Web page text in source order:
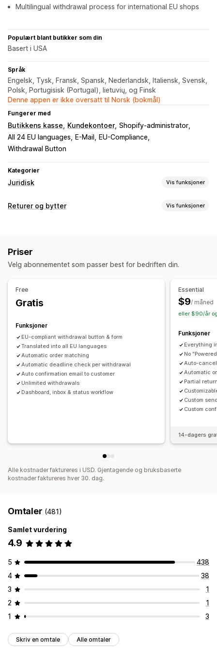
Multilingual withdrawal process for international EU shops
Populært blant butikker som din
Basert i USA
Språk
Engelsk, Tysk, Fransk, Spansk, Nederlandsk, Italiensk, Svensk,
Polsk, Portugisisk (Portugal), lietuvių, og Finsk
Denne appen er ikke oversatt til Norsk (bokmål)
Fungerer med
Butikkens kasse Kundekontoer Shopify-administrator
All 24 EU languages
E-Mail
EU-Compliance
Withdrawal Button
Kategorier
Juridisk Vis funksjoner
Samsvar
Tilpasning
Popup-vinduer
Farge og skrifttype
Plassering av widget
Returer og bytter Vis funksjoner
Returer i butikk
Analyse
Priser
Velg abonnementet som passer best for bedriften din.
Free
Gratis
Funksjoner
EU-compliant withdrawal button & form
Translated into all EU languages
Automatic order matching
Automatic deadline check per withdrawal
Auto confirmation email to customer
Unlimited withdrawals
Dashboard, inbox & status workflow
Essential
$9/ måned
eller $90/år
Funksjoner
Everything
No
Auto-
Automatic
Partial
Custom
Custom
14-dagers
Alle kostnader faktureres i USD. Gjentagende og bruksbaserte
kostnader faktureres hver 30. dag.
Omtaler (481)
Samlet vurdering
4.9
5
438
4
38
3
1
2
1
1
3
Skriv en omtale Alle omtaler